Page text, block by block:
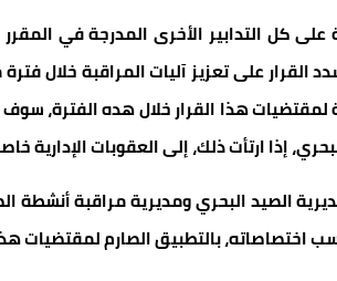
القرار على تعزيز آليات المراقبة
هذا القرار خلال هده الفترة،
إذا ارتأت ذلك، إلى العقوبات
الصيد البحري ومديرية مراقبة أنشطة
اختصاصاته، بالتطبيق الصارم لمقتضيات